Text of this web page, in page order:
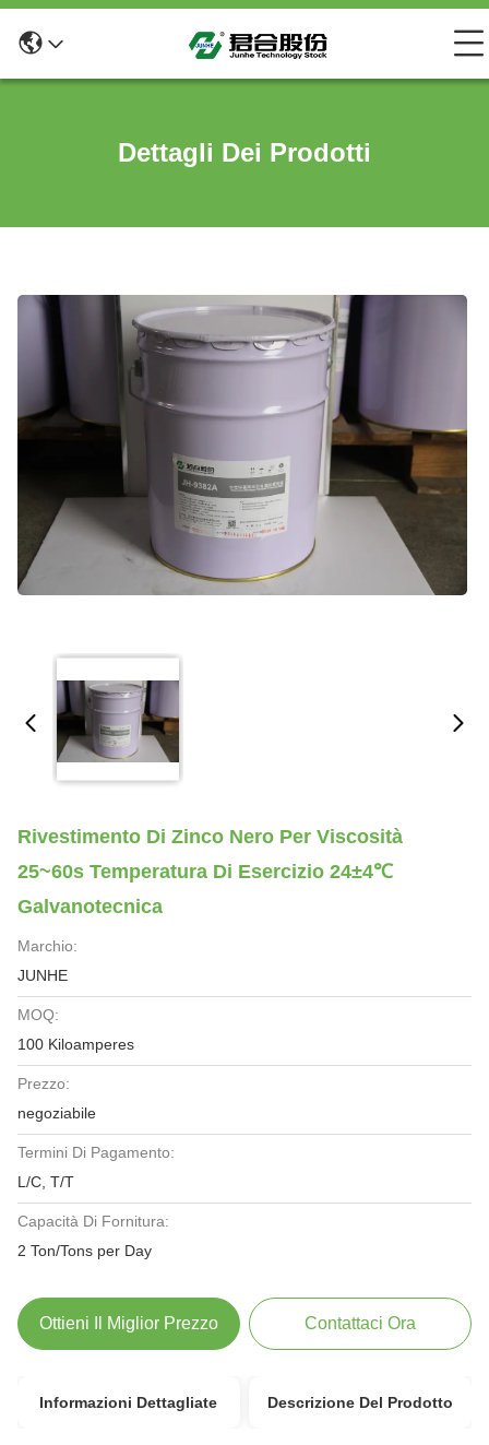
Dettagli Dei Prodotti
Rivestimento Di Zinco Nero Per Viscosità
25~60s Temperatura Di Esercizio 24±4℃
Galvanotecnica
Marchio:
JUNHE
MOQ:
100 Kiloamperes
Prezzo:
negoziabile
Termini Di Pagamento:
L/C, T/T
Capacità Di Fornitura:
2 Ton/Tons per Day
Ottieni Il Miglior Prezzo Contattaci Ora
Informazioni Dettagliate Descrizione Del Prodotto